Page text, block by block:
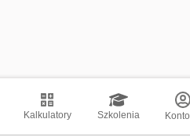
Kalkulatory Szkolenia Konto